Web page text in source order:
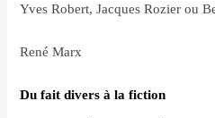
Yves Robert, Jacques Rozier ou
RenéMarx
Du fait divers à la fiction